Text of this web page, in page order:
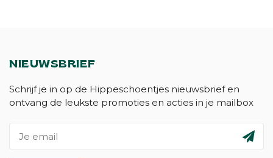
NIEUWSBRIEF
Schrijf je in op de Hippeschoentjes nieuwsbrief en
ontvang de leukste promoties en acties in je mailbox